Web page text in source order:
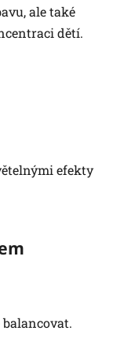
ale také
dětí.
efekty
balancovat.